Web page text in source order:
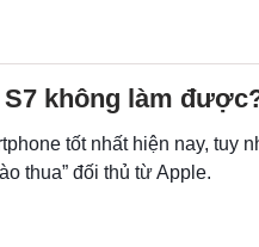
không làm
tốt nhất hiện nay, tuy
thua” đối thủ từ Apple.